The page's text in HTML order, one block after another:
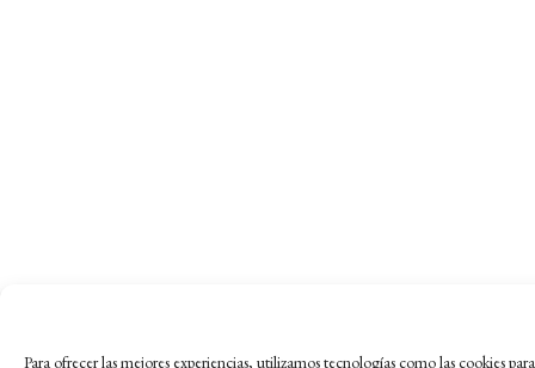
Para ofrecer las mejores experiencias, utilizamos tecnologías como las cookies